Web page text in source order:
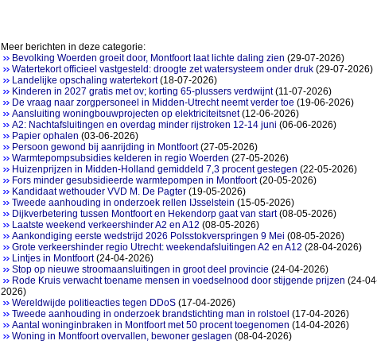
Meer berichten in deze categorie:
Bevolking Woerden groeit door, Montfoort laat lichte daling zien (29-07-2026)
Watertekort officieel vastgesteld: droogte zet watersysteem onder druk(29-07-2026)
Landelijke opschaling watertekort(18-07-2026)
Kinderen in 2027 gratis met ov; korting 65-plussers verdwijnt(11-07-2026)
De vraag naar zorgpersoneel in Midden-Utrecht neemt verder toe (19-06-2026)
Aansluiting woningbouwprojecten op elektriciteitsnet(12-06-2026)
A2: Nachtafsluitingen en overdag minder rijstroken 12-14 juni (06-06-2026)
Papier ophalen (03-06-2026)
Persoon gewond bij aanrijding in Montfoort(27-05-2026)
Warmtepompsubsidies kelderen in regio Woerden (27-05-2026)
Huizenprijzen in Midden-Holland gemiddeld 7,3 procent gestegen (22-05-2026)
Fors minder gesubsidieerde warmtepompen in Montfoort(20-05-2026)
Kandidaat wethouder VVD M. De Pagter(19-05-2026)
Tweede aanhouding in onderzoek rellen IJsselstein (15-05-2026)
Dijkverbetering tussen Montfoort en Hekendorp gaat van start(08-05-2026)
Laatste weekend verkeershinder A2 en A12 (08-05-2026)
Aankondiging eerste wedstrijd 2026 Polsstokverspringen 9 Mei (08-05-2026)
Grote verkeershinder regio Utrecht: weekendafsluitingen A2 en A12 (28-04-2026)
Lintjes in Montfoort(24-04-2026)
Stop op nieuwe stroomaansluitingen in groot deel provincie (24-04-2026)
Rode Kruis verwacht toename mensen in voedselnood door stijgende prijzen (24-
2026)
Wereldwijde politieacties tegen DDoS(17-04-2026)
Tweede aanhouding in onderzoek brandstichting man in rolstoel (17-04-2026)
Aantal woninginbraken in Montfoort met 50 procent toegenomen (14-04-2026)
Woning in Montfoort overvallen, bewoner geslagen (08-04-2026)